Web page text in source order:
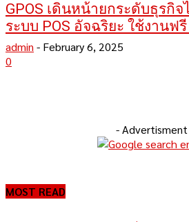
GPOS เดินหน้ายกระดับธุรกิ
ระบบ POS อัจฉริยะ ใช้งานฟ
admin - February 6, 2025
0
-
MOST READ